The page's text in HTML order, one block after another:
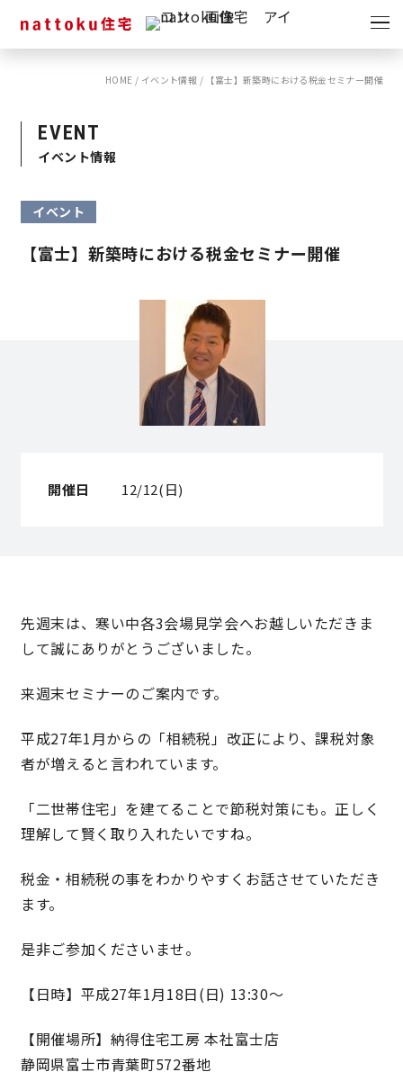
イベント
キャンペーン
ショールーム
モデルハウス
スタッフブログ
OWNER’S SITE オーナーズサイト
nattokuグループコーポレートサイト
理想の暮らしを引き出すデザイン力
身体に優しい自然素材の家
耐震等級3 & 許容応力度計算 全棟標準
徹底したコストダウンの追求
HOME / イベント情報 / 【富士】新築時における税金セミナー開催
EVENT
イベント情報
イベント
【富士】新築時における税金セミナー開催
開催日 12/12(日)
先週末は、寒い中各3会場見学会へお越しいただきま
して誠にありがとうございました。
来週末セミナーのご案内です。
平成27年1月からの「相続税」改正により、課税対象
者が増えると言われています。
「二世帯住宅」を建てることで節税対策にも。正しく
理解して賢く取り入れたいですね。
税金・相続税の事をわかりやすくお話させていただき
ます。
是非ご参加くださいませ。
【日時】平成27年1月18日(日) 13:30〜
【開催場所】納得住宅工房 本社富士店
静岡県富士市青葉町572番地